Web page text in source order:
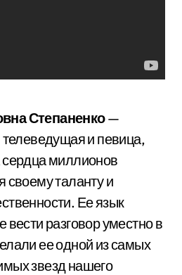
Степаненко—
телеведущая и певица,
сердца миллионов
своему таланту и
Ее язык
разговор уместно в
ее одной из самых
звезд нашего